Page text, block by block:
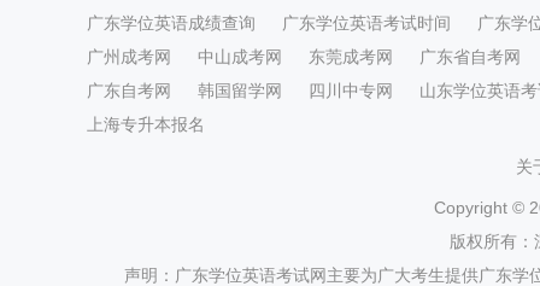
广东学位英语成绩查询
广东学位英语考试时间
广东学
广州成考网
中山成考网 东莞成考网
广东省自考网
广东自考网
韩国留学网 四川中专网
山东学位英语
上海专升本报名
关
Copyright ©
版权所有
声明：广东学位英语考试网主要为广大考生提供广东